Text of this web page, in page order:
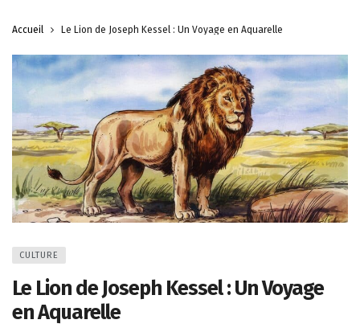
Accueil Le Lion de Joseph Kessel : Un Voyage en Aquarelle
CULTURE
Le Lion de Joseph Kessel : Un Voyage
en Aquarelle